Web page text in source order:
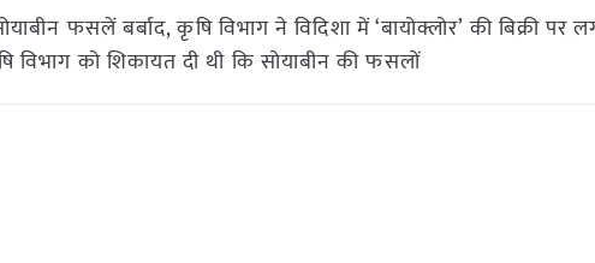
फसलें बर्बाद, कृषि विभाग ने विदिशा में ‘बायोक्लोर’ की बिक्री पर
को शिकायत दी थी कि सोयाबीन की फसलों